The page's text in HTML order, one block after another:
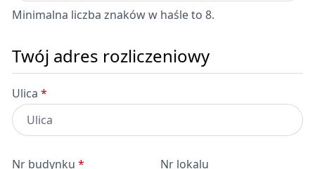
Minimalna liczba znaków w haśle to 8.
Twój adres rozliczeniowy
Ulica *
Nr budynku * Nr lokalu